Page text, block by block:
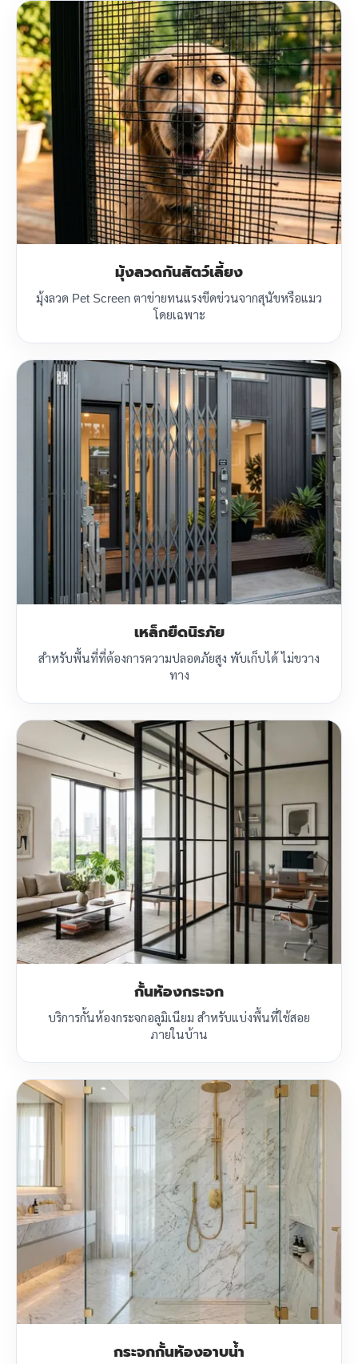
มุ้งลวดกันสัตว์เลี้ยง
มุ้งลวด Pet Screen ตาข่ายทนแรงขีดข่วนจากสุนัขหรือแมว
โดยเฉพาะ
เหล็กยืดนิรภัย
สำหรับพื้นที่ที่ต้องการความปลอดภัยสูง พับเก็บได้ ไม่ขวาง
ทาง
กั้นห้องกระจก
บริการกั้นห้องกระจกอลูมิเนียม สำหรับแบ่งพื้นที่ใช้สอย
ภายในบ้าน
กระจกกั้นห้องอาบน้ำ